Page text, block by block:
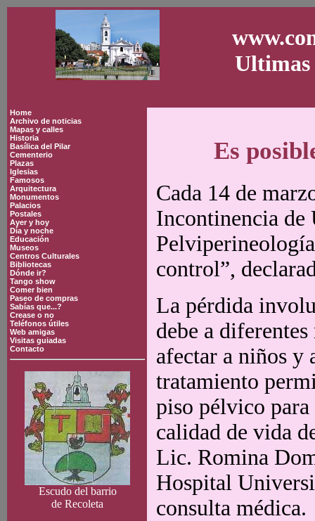
Ultimas
Home
Archivo de noticias
Mapas y calles
Historia
Basílica del Pilar
Cementerio
Plazas
Iglesias
Famosos
Arquitectura
Monumentos
Palacios
Postales
Ayer y hoy
Día y noche
Educación
Museos
Centros Culturales
Bibliotecas
Dónde ir?
Tango show
Comer bien
Paseo de compras
Sabías que...?
Crease o no
Teléfonos útiles
Web amigas
Visitas guiadas
Contacto
Escudo del barrio
de Recoleta
Es
Cada 14 de
Incontinencia de
control”,
La pérdida
debe a
afectar a niños y
tratamiento
piso pélvico
calidad de vida
Lic. Romina
Hospital
consulta médica.